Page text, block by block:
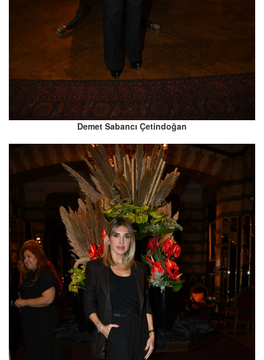
Demet Sabancı Çetindoğan